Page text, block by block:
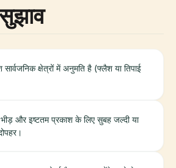
सार्वजनिक क्षेत्रों में अनुमति है (फ्लैश या तिपाई
और इष्टतम प्रकाश के लिए सुबह जल्दी या